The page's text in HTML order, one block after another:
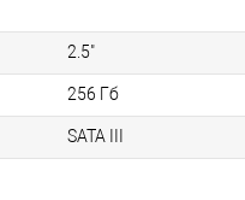
2.5"
256 Гб
SATA III